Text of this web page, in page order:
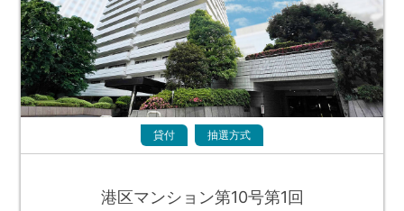
貸付 抽選方式
港区マンション第10号第1回